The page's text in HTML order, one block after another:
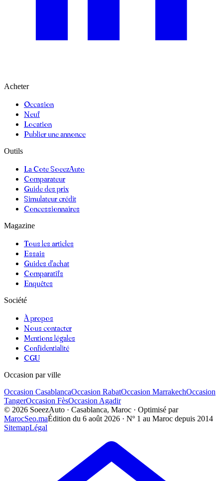
Acheter
Occasion
Neuf
Location
Publier une annonce
Outils
La Cote SoeezAuto
Comparateur
Guide des prix
Simulateur crédit
Concessionnaires
Magazine
Tous les articles
Essais
Guides d'achat
Comparatifs
Enquêtes
Société
À propos
Nous contacter
Mentions légales
Confidentialité
CGU
Occasion par ville
Occasion CasablancaOccasion RabatOccasion MarrakechOccasion
TangerOccasion FèsOccasion Agadir
© 2026 SoeezAuto · Casablanca, Maroc · Optimisé par
MarocSeo.maÉdition du 6 août 2026 · Nº 1 au Maroc depuis 2014
SitemapLégal